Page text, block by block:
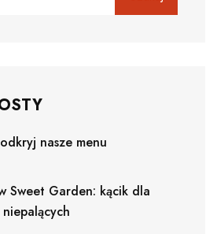
nasze menu
Sweet Garden: kącik dla